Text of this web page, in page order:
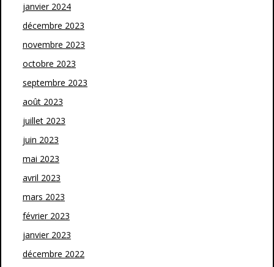
janvier 2024
décembre 2023
novembre 2023
octobre 2023
septembre 2023
août 2023
juillet 2023
juin 2023
mai 2023
avril 2023
mars 2023
février 2023
janvier 2023
décembre 2022